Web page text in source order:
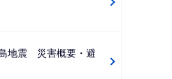
地震 災害概要・避